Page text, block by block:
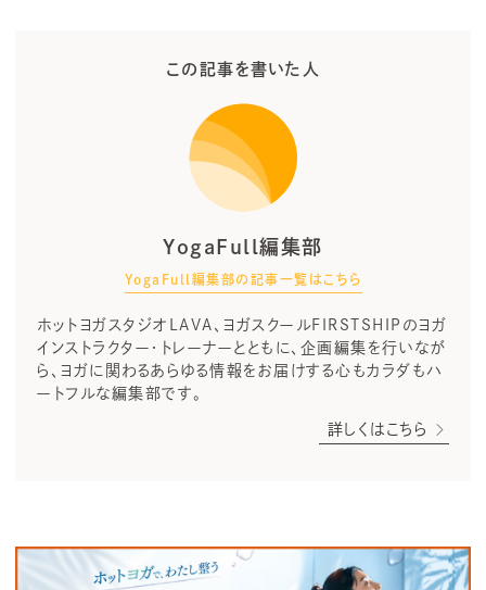
この記事を書いた人
YogaFull編集部
YogaFull編集部の記事一覧はこちら
ホットヨガスタジオLAVA、ヨガスクールFIRSTSHIPのヨガ
インストラクター・トレーナーとともに、企画編集を行いなが
ら、ヨガに関わるあらゆる情報をお届けする心もカラダもハ
ートフルな編集部です。
詳しくはこちら